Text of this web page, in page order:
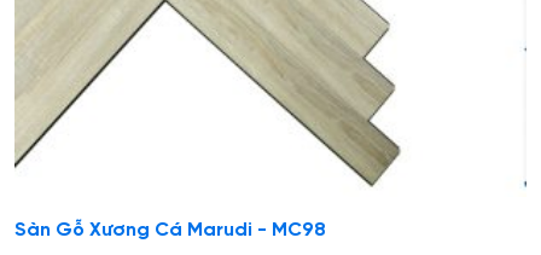
Sàn Gỗ Xương Cá Marudi - MC98